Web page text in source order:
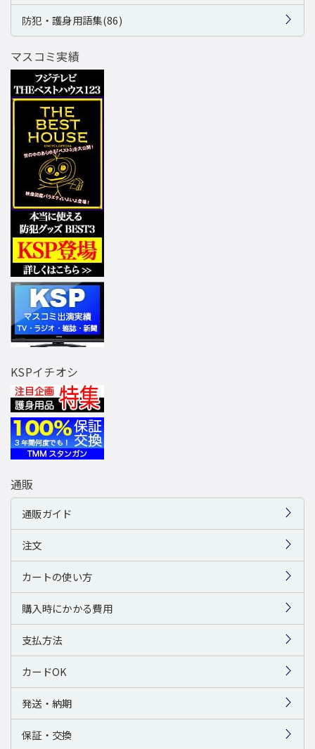
防犯・護身用語集(86)
マスコミ実績
KSPイチオシ
通販
通販ガイド
注文
カートの使い方
購入時にかかる費用
支払方法
カードOK
発送・納期
保証・交換